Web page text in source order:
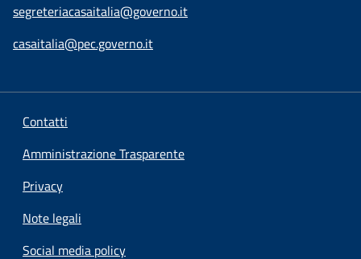
segreteriacasaitalia@governo.it
casaitalia@pec.governo.it
Contatti
Amministrazione Trasparente
Privacy
Note legali
Social media policy